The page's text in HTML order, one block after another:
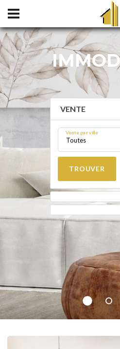
VENTE
Vente par ville
Toutes
TROUVER